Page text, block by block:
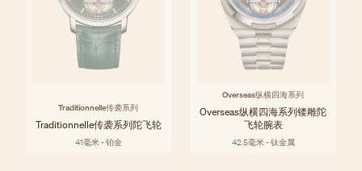
Traditionnelle传袭系列
Traditionnelle传袭系列陀飞轮
41毫米 - 铂金
Overseas纵横四海系列
Overseas纵横四海系列镂雕陀
飞轮腕表
42.5毫米 - 钛金属